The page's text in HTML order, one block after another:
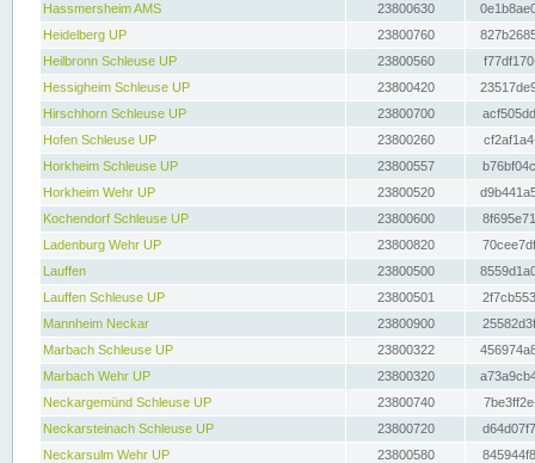
Hassmersheim AMS
23800630
Heidelberg UP
23800760
Heilbronn Schleuse UP
23800560
Hessigheim Schleuse UP
23800420
Hirschhorn Schleuse UP
23800700
Hofen Schleuse UP
23800260
Horkheim Schleuse UP
23800557
Horkheim Wehr UP
23800520
Kochendorf Schleuse UP
23800600
Ladenburg Wehr UP
23800820
Lauffen
23800500
Lauffen Schleuse UP
23800501
Mannheim Neckar
23800900
Marbach Schleuse UP
23800322
Marbach Wehr UP
23800320
Neckargemünd Schleuse UP
23800740
Neckarsteinach Schleuse UP
23800720
Neckarsulm Wehr UP
23800580